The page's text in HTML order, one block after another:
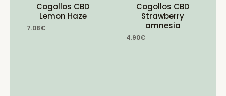
Cogollos CBD
Lemon Haze
7.08€
Cogollos CBD
Strawberry
amnesia
4.90€